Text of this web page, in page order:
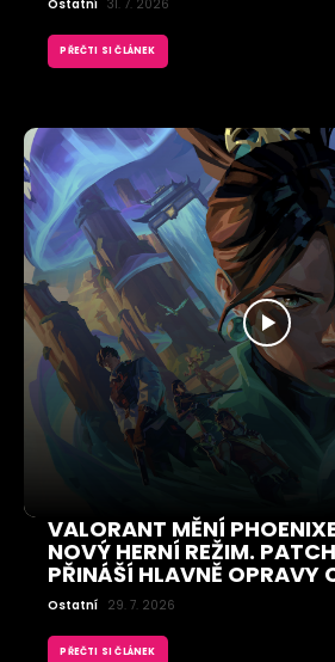
Ostatní 31. 7. 2026
PŘEČTI SI ČLÁNEK
VALORANT MĚNÍ
NOVÝ HERNÍ REŽIM.
PŘINÁŠÍ HLAVNĚ OPRAVY
Ostatní 29. 7. 2026
PŘEČTI SI ČLÁNEK